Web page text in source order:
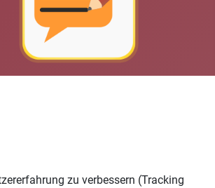
zu verbessern (Tracking